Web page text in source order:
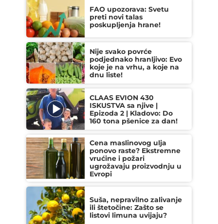
FAO upozorava: Svetu
preti novi talas
poskupljenja hrane!
Nije svako povrće
podjednako hranljivo: Evo
koje je na vrhu, a koje na
dnu liste!
CLAAS EVION 430
ISKUSTVA sa njive |
Epizoda 2 | Kladovo: Do
160 tona pšenice za dan!
Cena maslinovog ulja
ponovo raste? Ekstremne
vrućine i požari
ugrožavaju proizvodnju u
Evropi
Suša, nepravilno zalivanje
ili štetočine: Zašto se
listovi limuna uvijaju?